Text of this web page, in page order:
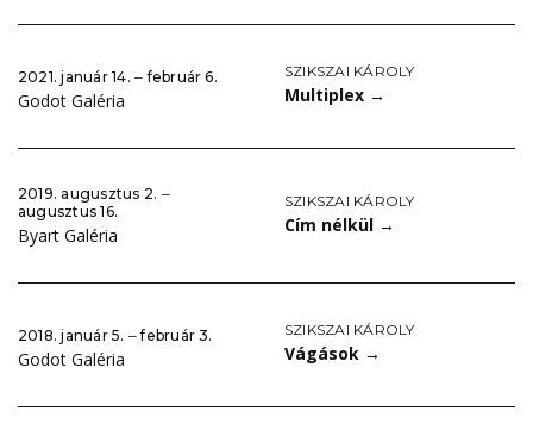
2021. január 14. ‒ február 6.
Godot Galéria
SZIKSZAI KÁROLY
Multiplex →
2019. augusztus 2. ‒
augusztus 16.
Byart Galéria
SZIKSZAI KÁROLY
Cím nélkül →
2018. január 5. ‒ február 3.
Godot Galéria
SZIKSZAI KÁROLY
Vágások →